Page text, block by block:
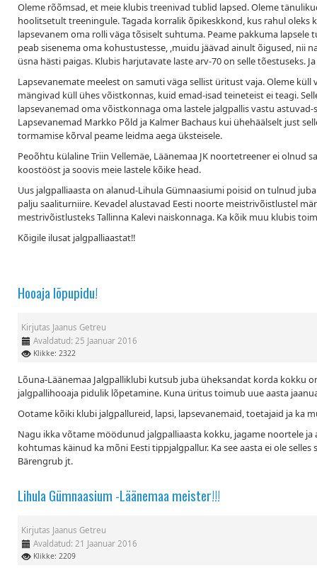
Oleme rõõmsad, et meie klubis treenivad tublid lapsed. Oleme
hoolitsetult treeningule. Tagada korralik õpikeskkond, kus rahul oleks
lapsevanem oma rolli väga tõsiselt suhtuma. Peame pakkuma lapsele
peab sisenema oma kohustustesse, ,muidu jäävad ainult õigused, nii
üsna hästi paigas. Klubis harjutavate laste arv-70 on selle tõestuseks.
Lapsevanemate meelest on samuti väga sellist üritust vaja. Oleme
mängivad küll ühes võistkonnas, kuid emad-isad teineteist ei teagi.
lapsevanemad oma võistkonnaga oma lastele jalgpallis vastu
Lapsevanemad Markko Põld ja Kalmer Bachaus kui ühehäälselt just
tormamise kõrval peame leidma aega üksteisele.
Peoõhtu külaline Triin Vellemäe, Läänemaa JK noortetreener ei olnud
koostööst ja soovis meie lastele kõike head.
Uus jalgpalliaasta on alanud-Lihula Gümnaasiumi poisid on tulnud
palju saaliturniire. Kevadel alustavad Eesti noorte meistrivõistlustel
mestrivõistlusteks Tallinna Kalevi naiskonnaga. Ka kõik muu klubis
Kõigile ilusat jalgpalliaastat!!
Hooaja lõpupidu!
Kirjutas Jaanus Getreu
Avaldatud: 25 Jaanuar 2016
Klikke: 2322
Lõuna-Läänemaa Jalgpalliklubi kutsub juba üheksandat korda kokku
jalgpallihooaja pidulik lõpetamine. Kuna üritus toimub uue aasta
Ootame kõiki klubi jalgpallureid, lapsi, lapsevanemaid, toetajaid ja ka
Nagu ikka võtame möödunud jalgpalliaasta kokku, jagame noortele
kohtumas käinud ka mõni Eesti tippjalgpallur. Ka see aasta ei ole
Bärengrub jt.
Lihula Gümnaasium -Läänemaa meister!!!
Kirjutas Jaanus Getreu
Avaldatud: 21 Jaanuar 2016
Klikke: 2209